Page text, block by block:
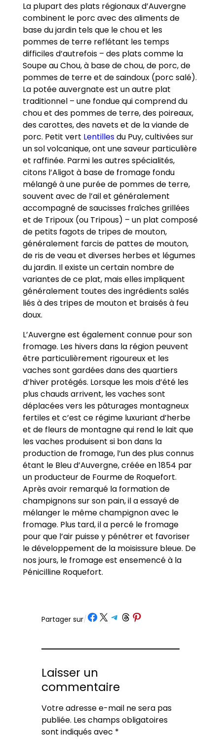
La plupart des plats régionaux d’Auvergne
combinent le porc avec des aliments de
base du jardin tels que le chou et les
pommes de terre reflétant les temps
difficiles d’autrefois – des plats comme la
Soupe au Chou, à base de chou, de porc, de
pommes de terre et de saindoux (porc salé).
La potée auvergnate est un autre plat
traditionnel – une fondue qui comprend du
chou et des pommes de terre, des poireaux,
des carottes, des navets et de la viande de
porc. Petit vert Lentillesdu Puy, cultivées sur
un sol volcanique, ont une saveur particulière
et raffinée. Parmi les autres spécialités,
citons l’Aligot à base de fromage fondu
mélangé à une purée de pommes de terre,
souvent avec de l’ail et généralement
accompagné de saucisses fraîches grillées
et de Tripoux (ou Tripous) – un plat composé
de petits fagots de tripes de mouton,
généralement farcis de pattes de mouton,
de ris de veau et diverses herbes et légumes
du jardin. Il existe un certain nombre de
variantes de ce plat, mais elles impliquent
généralement toutes des ingrédients salés
liés à des tripes de mouton et braisés à feu
doux.
L’Auvergne est également connue pour son
fromage. Les hivers dans la région peuvent
être particulièrement rigoureux et les
vaches sont gardées dans des quartiers
d’hiver protégés. Lorsque les mois d’été les
plus chauds arrivent, les vaches sont
déplacées vers les pâturages montagneux
fertiles et c’est ce régime luxuriant d’herbe
et de fleurs de montagne qui rend le lait que
les vaches produisent si bon dans la
production de fromage, l’un des plus connus
étant le Bleu d’Auvergne, créée en 1854 par
un producteur de Fourme de Roquefort.
Après avoir remarqué la formation de
champignons sur son pain, il a essayé de
mélanger le même champignon avec le
fromage. Plus tard, il a percé le fromage
pour que l’air puisse y pénétrer et favoriser
le développement de la moisissure bleue. De
nos jours, le fromage est ensemencé à la
Pénicilline Roquefort.
Partager sur/ Partager sur Facebook
Partager sur X Partager sur Telegram
Partager sur Threads
Partager sur Pinterest
Laisser un
commentaire
Votre adresse e-mail ne sera pas
publiée. Les champs obligatoires
sont indiqués avec *